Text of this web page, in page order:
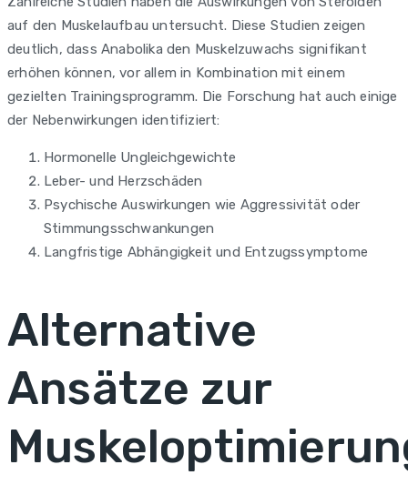
auf den Muskelaufbau untersucht. Diese Studien zeigen
deutlich, dass Anabolika den Muskelzuwachs signifikant
erhöhen können, vor allem in Kombination mit einem
gezielten Trainingsprogramm. Die Forschung hat auch einige
der Nebenwirkungen identifiziert:
Hormonelle Ungleichgewichte
Leber- und Herzschäden
Psychische Auswirkungen wie Aggressivität oder
Stimmungsschwankungen
Langfristige Abhängigkeit und Entzugssymptome
Alternative
Ansätze zur